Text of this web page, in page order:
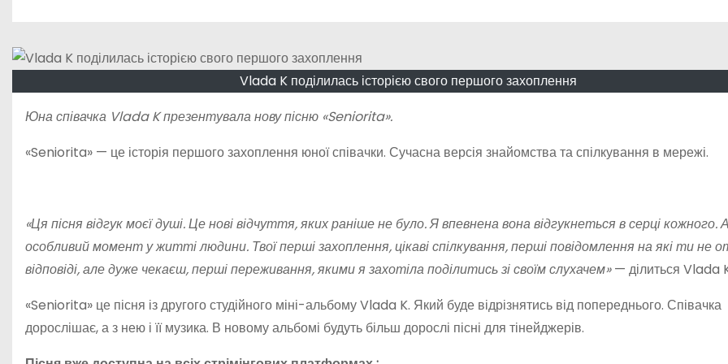
Vlada K поділилась історією свого першого захоплення
Юна співачка Vlada K презентувала нову пісню «Seniorita».
«Seniorita» — це історія першого захоплення юної співачки. Сучасна версія знайомства та спілкування в мережі.
«Ця пісня відгук моєї душі. Це нові відчуття, яких раніше не було. Я впевнена вона відгукнеться в серці кожного.
особливий момент у житті людини. Твої перші захоплення, цікаві спілкування, перші повідомлення на які ти не
відповіді, але дуже чекаєш, перші переживання, якими я захотіла поділитись зі своїм слухачем»— ділиться Vlada
«Seniorita» це пісня із другого студійного міні-альбому Vlada K. Який буде відрізнятись від попереднього. Співачка
дорослішає, а з нею і її музика. В новому альбомі будуть більш дорослі пісні для тінейджерів.